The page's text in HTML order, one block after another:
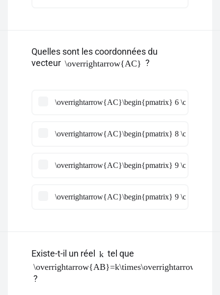
Quelles sont les coordonnées du
vecteur \overrightarrow{AC} ?
\overrightarrow{AC}\begin{pmatrix} 6 \cr\cr 9
\overrightarrow{AC}\begin{pmatrix} 8 \cr\cr
\overrightarrow{AC}\begin{pmatrix} 9 \cr\cr
\overrightarrow{AC}\begin{pmatrix} 9 \cr\cr
Existe-t-il un réel k tel que
\overrightarrow{AB}=k\times\overrightarrow{AC}
?